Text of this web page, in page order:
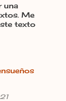
una
Me
texto